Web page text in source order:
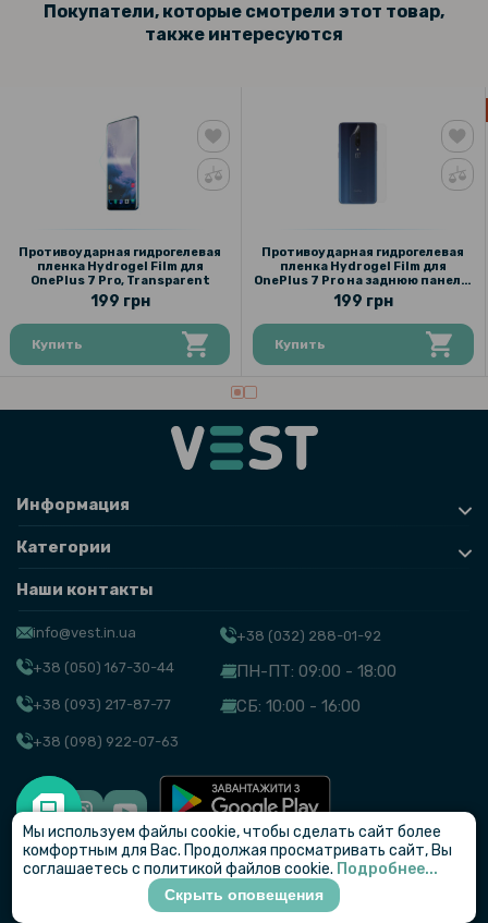
Покупатели, которые смотрели этот товар,
также интересуются
Противоударная гидрогелевая
пленка Hydrogel Film для
OnePlus 7 Pro, Transparent
199 грн
Купить
Противоударная гидрогелевая
пленка Hydrogel Film для
OnePlus 7 Pro на заднюю панель,
Transparent
199 грн
Купить
Информация
Категории
Наши контакты
info@vest.in.ua
+38 (050) 167-30-44
+38 (093) 217-87-77
+38 (098) 922-07-63
+38 (032) 288-01-92
ПН-ПТ: 09:00 - 18:00
СБ: 10:00 - 16:00
© VEST
Мы используем файлы cookie, чтобы сделать сайт более
комфортным для Вас. Продолжая просматривать сайт, Вы
соглашаетесь с политикой файлов cookie. Подробнее...
Скрыть оповещения